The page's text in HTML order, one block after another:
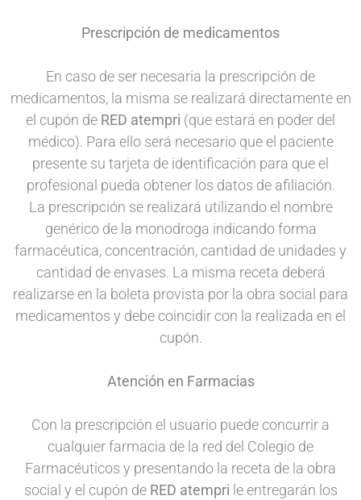
Prescripción de medicamentos
En caso de ser necesaria la prescripción de
medicamentos, la misma se realizará directamente en
el cupón de RED atempri (que estará en poder del
médico). Para ello será necesario que el paciente
presente su tarjeta de identificación para que el
profesional pueda obtener los datos de afiliación.
La prescripción se realizará utilizando el nombre
genérico de la monodroga indicando forma
farmacéutica, concentración, cantidad de unidades y
cantidad de envases. La misma receta deberá
realizarse en la boleta provista por la obra social para
medicamentos y debe coincidir con la realizada en el
cupón.
Atención en Farmacias
Con la prescripción el usuario puede concurrir a
cualquier farmacia de la red del Colegio de
Farmacéuticos y presentando la receta de la obra
social y el cupón de RED atempri le entregarán los